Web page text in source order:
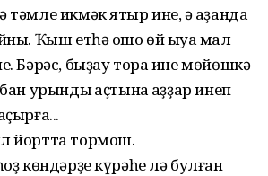
тәмле икмәк ятыр ине, ә ҡаҙанда
Ҡыш етһә ошо өй ыуаҡ мал
Бәрәс, быҙау тора ине мөйөшкә
урындыҡ аҫтына ҡаҙҙар инеп
йортта тормош.
көндәрҙе күрәһе лә булған